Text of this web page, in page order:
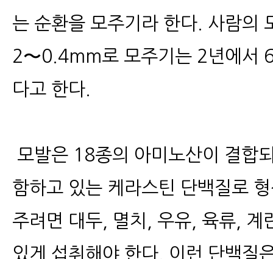
는 순환을 모주기라 한다. 사람의
2〜0.4mm로 모주기는 2년에서
다고 한다.
모발은 18종의 아미노산이 결합
함하고 있는 케라스틴 단백질로
주려면 대두, 멸치, 우유, 육류, 계
있게 섭취해야 한다. 이런 단백질